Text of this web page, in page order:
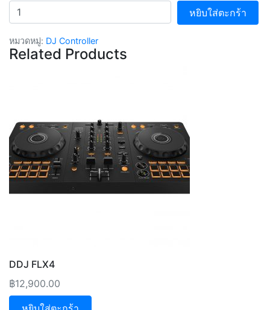
จำนวน
หยิบใส่ตะกร้า
หมวดหมู่: DJ Controller
Related Products
DDJ FLX4
฿12,900.00